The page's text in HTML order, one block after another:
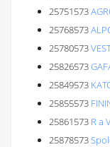
25751573
25768573
25780573
25826573
25849573
25855573
25861573 R a
25878573